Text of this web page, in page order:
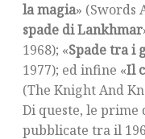
la magia» (Swords
spade di Lankhmar
1968); «Spade tra i
1977); ed infine «Il
(The Knight And
Di queste, le
pubblicate tra il